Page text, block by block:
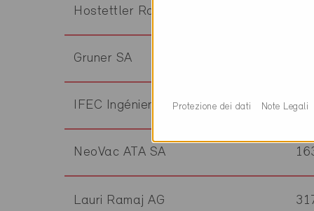
Hostettler Ramonage SA
Gruner SA
IFEC Ingénierie SA
NeoVac ATA SA
Lauri Ramaj AG
Protezione dei dati Note Legali